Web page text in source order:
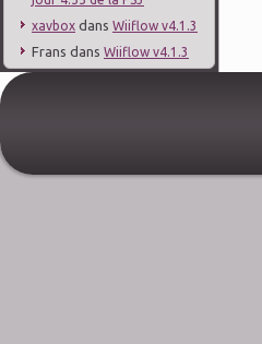
xavbox dans Wiiflow v4.1.3
Frans dans Wiiflow v4.1.3